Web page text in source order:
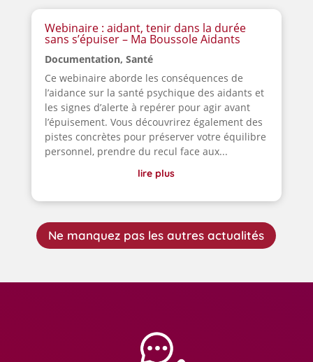
Webinaire : aidant, tenir dans la durée
sans s’épuiser – Ma Boussole Aidants
Documentation, Santé
Ce webinaire aborde les conséquences de
l’aidance sur la santé psychique des aidants et
les signes d’alerte à repérer pour agir avant
l’épuisement. Vous découvrirez également des
pistes concrètes pour préserver votre équilibre
personnel, prendre du recul face aux...
lire plus
Ne manquez pas les autres actualités